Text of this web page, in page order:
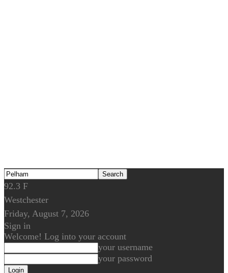
92.3 F
Westchester
Friday, August 7, 2026
Sign in
Welcome! Log into your account
your username
your password